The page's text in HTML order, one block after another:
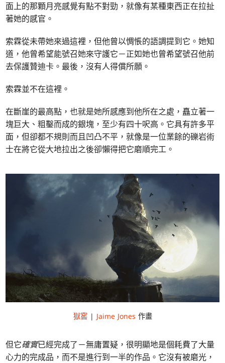
面上的那顆月亮感覺有點不對勁，就像有某種東西正在拉扯
著她的感官。
索霖從未帶她來過這裡，但他曾以惆悵的語調提到它。她知
道，他曾希望能號召她來守護它－正如她也曾希望號召他前
去保護贊迪卡。最後，沒有人得償所願。
索霖並不在這裡。
在斷崖的最高點，也就是她所感應到他所在之處，矗立著一
塊巨大、粗鑿而成的銀塊，至少有四十呎高。它具有許多平
面，但卻都不規則而且凹凸不平，就像是一位業餘的礫岩術
士在將它從大地拉出之後卻懶得把它磨順完工。
獄窖| Jaime Jones 作畫
但它確實已經完成了－無庸置疑，很明顯地是個耗費了大量
心力的完成品，而不是進行到一半的作品。它沒有被磨光，